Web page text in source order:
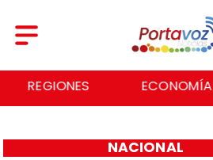
REGIONES ECONOMÍA
NACIONAL